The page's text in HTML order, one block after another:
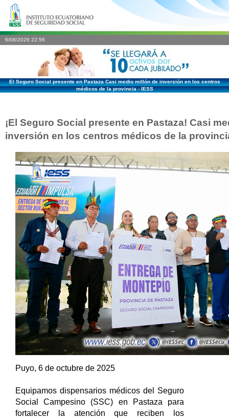
6/08/2026 22:56
El Seguro Social presente en Pastaza Casi medio millón de inversión en los centros
médicos de la provincia - IESS
¡El Seguro Social presente en Pastaza! Casi
inversión en los centros médicos de la
Puyo, 6 de octubre de 2025
Equipamos dispensarios médicos del Seguro
Social Campesino (SSC) en Pastaza para
fortalecer la atención que reciben los